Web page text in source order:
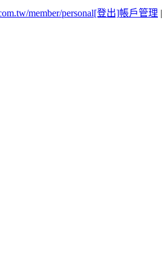
member/personal[登出]帳戶管理 |